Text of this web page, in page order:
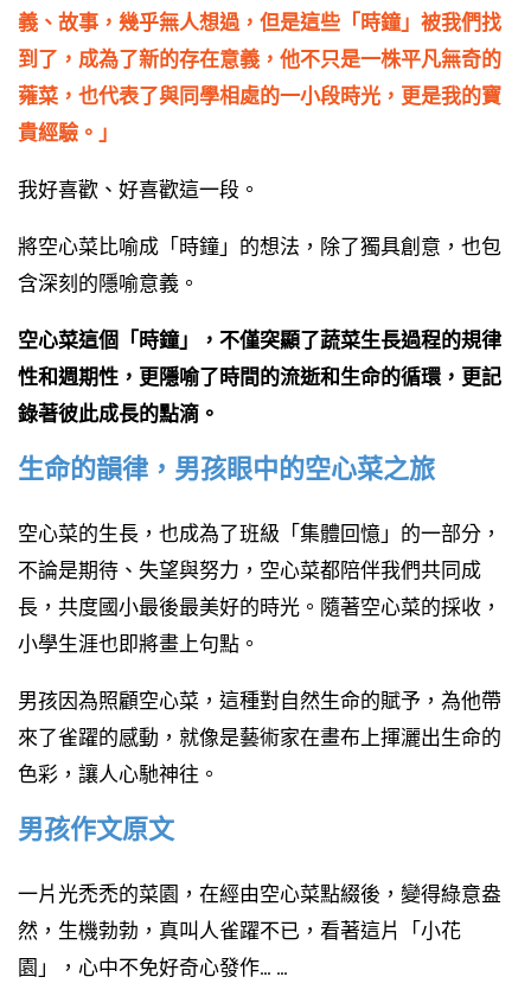
義、故事，幾乎無人想過，但是這些「時鐘」被我們找
到了，成為了新的存在意義，他不只是一株平凡無奇的
蕹菜，也代表了與同學相處的一小段時光，更是我的寶
貴經驗。」
我好喜歡、好喜歡這一段。
將空心菜比喻成「時鐘」的想法，除了獨具創意，也包
含深刻的隱喻意義。
空心菜這個「時鐘」，不僅突顯了蔬菜生長過程的規律
性和週期性，更隱喻了時間的流逝和生命的循環，更記
錄著彼此成長的點滴。
生命的韻律，男孩眼中的空心菜之旅
空心菜的生長，也成為了班級「集體回憶」的一部分，
不論是期待、失望與努力，空心菜都陪伴我們共同成
長，共度國小最後最美好的時光。隨著空心菜的採收，
小學生涯也即將畫上句點。
男孩因為照顧空心菜，這種對自然生命的賦予，為他帶
來了雀躍的感動，就像是藝術家在畫布上揮灑出生命的
色彩，讓人心馳神往。
男孩作文原文
一片光禿禿的菜園，在經由空心菜點綴後，變得綠意盎
然，生機勃勃，真叫人雀躍不已，看著這片「小花
園」，心中不免好奇心發作… …